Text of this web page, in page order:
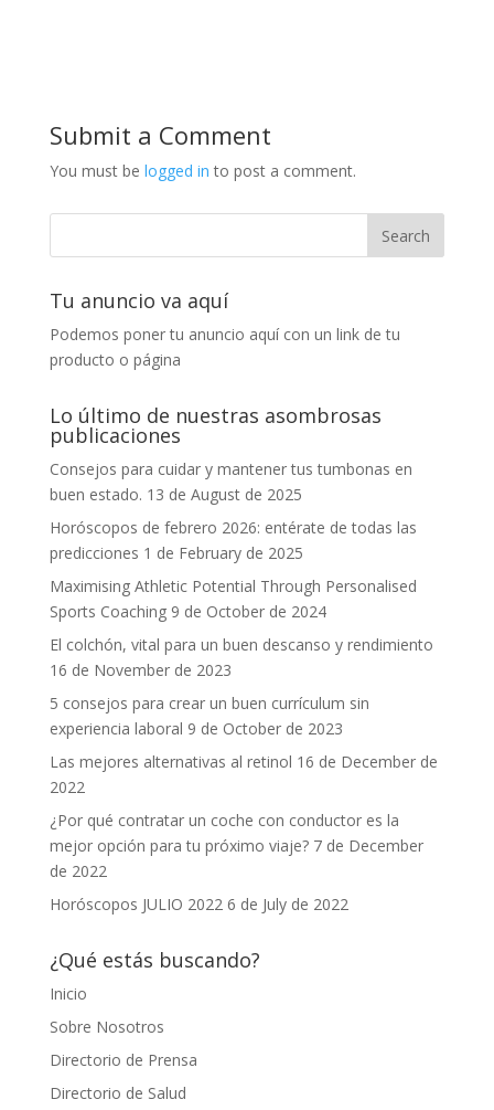
Submit a Comment
You must be logged in to post a comment.
Tu anuncio va aquí
Podemos poner tu anuncio aquí con un link de tu
producto o página
Lo último de nuestras asombrosas
publicaciones
Consejos para cuidar y mantener tus tumbonas en
buen estado. 13 de August de 2025
Horóscopos de febrero 2026: entérate de todas las
predicciones 1 de February de 2025
Maximising Athletic Potential Through Personalised
Sports Coaching 9 de October de 2024
El colchón, vital para un buen descanso y rendimiento
16 de November de 2023
5 consejos para crear un buen currículum sin
experiencia laboral 9 de October de 2023
Las mejores alternativas al retinol 16 de December de
2022
¿Por qué contratar un coche con conductor es la
mejor opción para tu próximo viaje? 7 de December
de 2022
Horóscopos JULIO 2022 6 de July de 2022
¿Qué estás buscando?
Inicio
Sobre Nosotros
Directorio de Prensa
Directorio de Salud